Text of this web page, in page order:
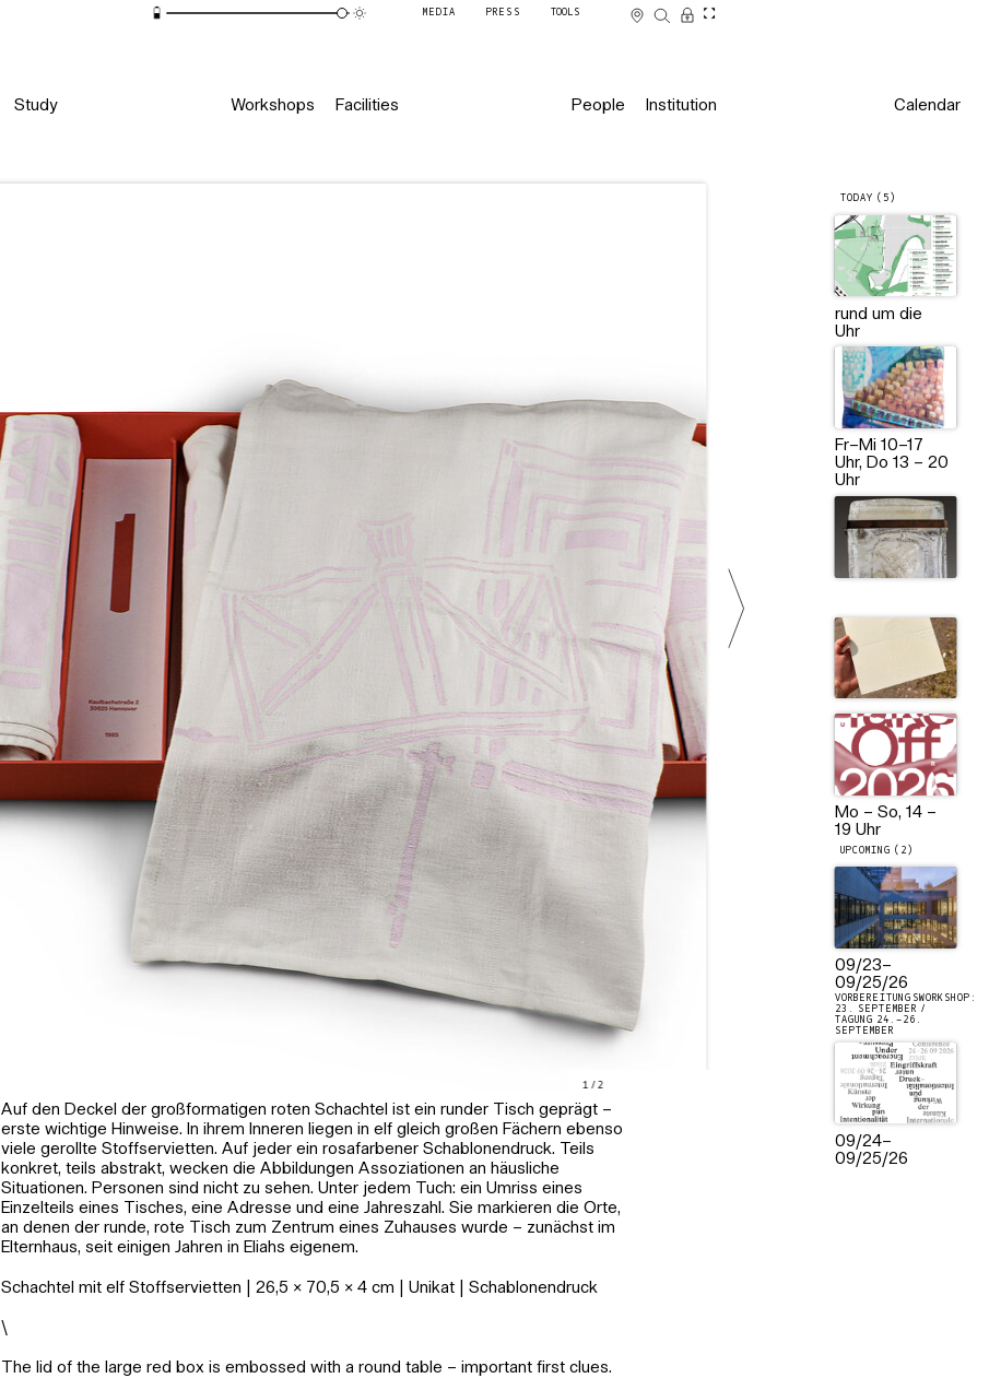
MEDIA PRESS TOOLS
Study Workshops Facilities People Institution Calendar
1 / 2
Auf den Deckel der großformatigen roten Schachtel ist ein runder Tisch geprägt –
erste wichtige Hinweise. In ihrem Inneren liegen in elf gleich großen Fächern ebenso
viele gerollte Stoffservietten. Auf jeder ein rosafarbener Schablonendruck. Teils
konkret, teils abstrakt, wecken die Abbildungen Assoziationen an häusliche
Situationen. Personen sind nicht zu sehen. Unter jedem Tuch: ein Umriss eines
Einzelteils eines Tisches, eine Adresse und eine Jahreszahl. Sie markieren die Orte,
an denen der runde, rote Tisch zum Zentrum eines Zuhauses wurde – zunächst im
Elternhaus, seit einigen Jahren in Eliahs eigenem.
Schachtel mit elf Stoffservietten | 26,5 × 70,5 × 4 cm | Unikat | Schablonendruck
\
The lid of the large red box is embossed with a round table – important first clues.
TODAY (5)
rund um die
Uhr
Fr–Mi 10–17
Uhr, Do 13 – 20
Uhr
Mo – So, 14 –
19 Uhr
UPCOMING (2)
09/23–
09/25/26
VORBEREITUNGSWORKSHOP:
23. SEPTEMBER /
TAGUNG 24.–26.
SEPTEMBER
09/24–
09/25/26